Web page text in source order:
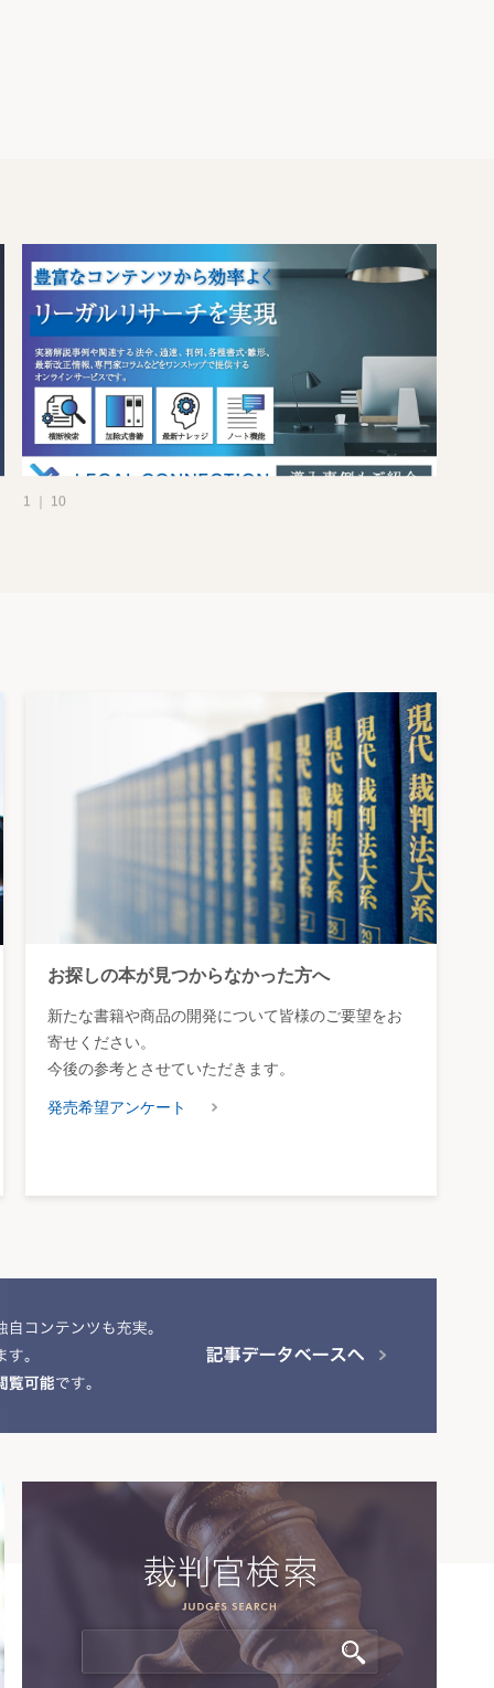
1 ｜ 10
お探しの本が見つからなかった方へ
新たな書籍や商品の開発について皆様のご要望をお
寄せください。
今後の参考とさせていただきます。
発売希望アンケート